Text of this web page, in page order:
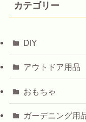
カテゴリー
DIY
アウトドア用品
おもちゃ
ガーデニング用